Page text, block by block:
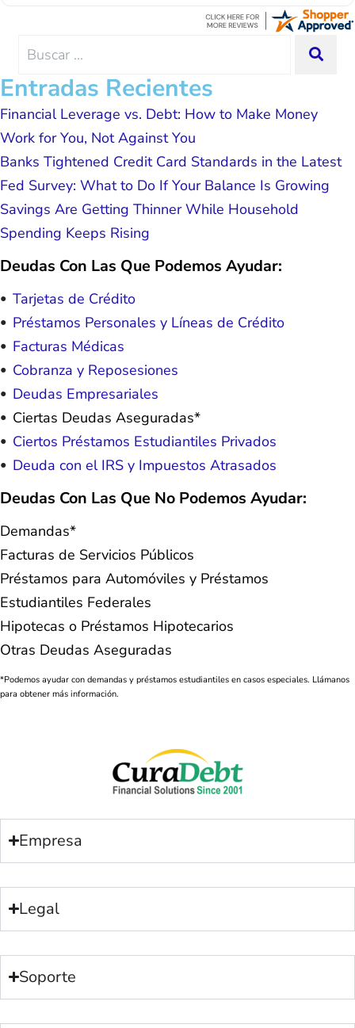
hope. I look forward to better days for
possible because of J Miller, and I am
Lemus, ext 204 and he was excellent throughout.
He answered all of my questions quickly and
Search
Entradas Recientes
Financial Leverage vs. Debt: How to Make Money
Work for You, Not Against You
Banks Tightened Credit Card Standards in the Latest
Fed Survey: What to Do If Your Balance Is Growing
Savings Are Getting Thinner While Household
Spending Keeps Rising
Deudas Con Las Que Podemos Ayudar:
Tarjetas de Crédito
Préstamos Personales y Líneas de Crédito
Facturas Médicas
Cobranza y Reposesiones
Deudas Empresariales
Ciertas Deudas Aseguradas*
Ciertos Préstamos Estudiantiles Privados
Deuda con el IRS y Impuestos Atrasados
Deudas Con Las Que No Podemos Ayudar:
Demandas*
Facturas de Servicios Públicos
Préstamos para Automóviles y Préstamos
Estudiantiles Federales
Hipotecas o Préstamos Hipotecarios
Otras Deudas Aseguradas
*Podemos ayudar con demandas y préstamos estudiantiles en casos especiales. Llámanos
para obtener más información.
Empresa
Legal
Soporte